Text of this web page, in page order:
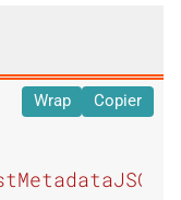
u
d
Wrap Copier